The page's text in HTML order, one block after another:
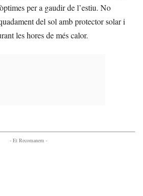
per a gaudir de l’estiu. No
del sol amb protector solar i
les hores de més calor.
- Et Recomanem -